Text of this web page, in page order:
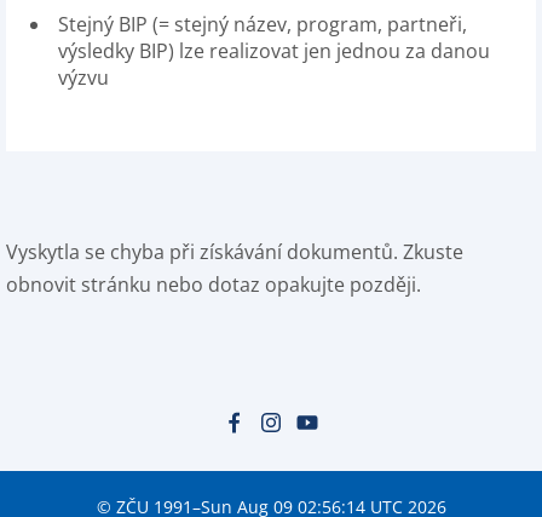
Stejný BIP (= stejný název, program, partneři,
výsledky BIP) lze realizovat jen jednou za danou
výzvu
Vyskytla se chyba při získávání dokumentů. Zkuste
obnovit stránku nebo dotaz opakujte později.
© ZČU 1991–Sun Aug 09 02:56:14 UTC 2026